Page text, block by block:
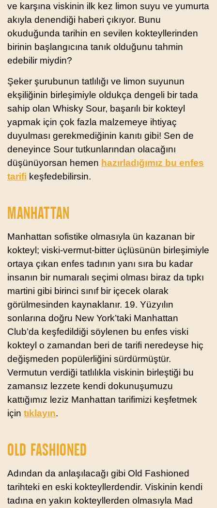
ve karşına viskinin ilk kez limon suyu ve yumurta
akıyla denendiği haberi çıkıyor. Bunu
okuduğunda tarihin en sevilen kokteyllerinden
birinin başlangıcına tanık olduğunu tahmin
edebilir miydin?
Şeker şurubunun tatlılığı ve limon suyunun
ekşiliğinin birleşimiyle oldukça dengeli bir tada
sahip olan Whisky Sour, başarılı bir kokteyl
yapmak için çok fazla malzemeye ihtiyaç
duyulması gerekmediğinin kanıtı gibi! Sen de
deneyince Sour tutkunlarından olacağını
düşünüyorsan hemen hazırladığımız bu enfes
tarifi keşfedebilirsin.
MANHATTAN
Manhattan sofistike olmasıyla ün kazanan bir
kokteyl; viski-vermut-bitter üçlüsünün birleşimiyle
ortaya çıkan enfes tadının yanı sıra bu kadar
insanın bir numaralı seçimi olması biraz da tıpkı
martini gibi birinci sınıf bir içecek olarak
görülmesinden kaynaklanır. 19. Yüzyılın
sonlarına doğru New York’taki Manhattan
Club’da keşfedildiği söylenen bu enfes viski
kokteyl o zamandan beri de tarifi neredeyse hiç
değişmeden popülerliğini sürdürmüştür.
Vermutun verdiği tatlılıkla viskinin birleştiği bu
zamansız lezzete kendi dokunuşumuzu
kattığımız leziz Manhattan tarifimizi keşfetmek
için tıklayın.
OLD FASHIONED
Adından da anlaşılacağı gibi Old Fashioned
tarihteki en eski kokteyllerdendir. Viskinin kendi
tadına en yakın kokteyllerden olmasıyla Mad